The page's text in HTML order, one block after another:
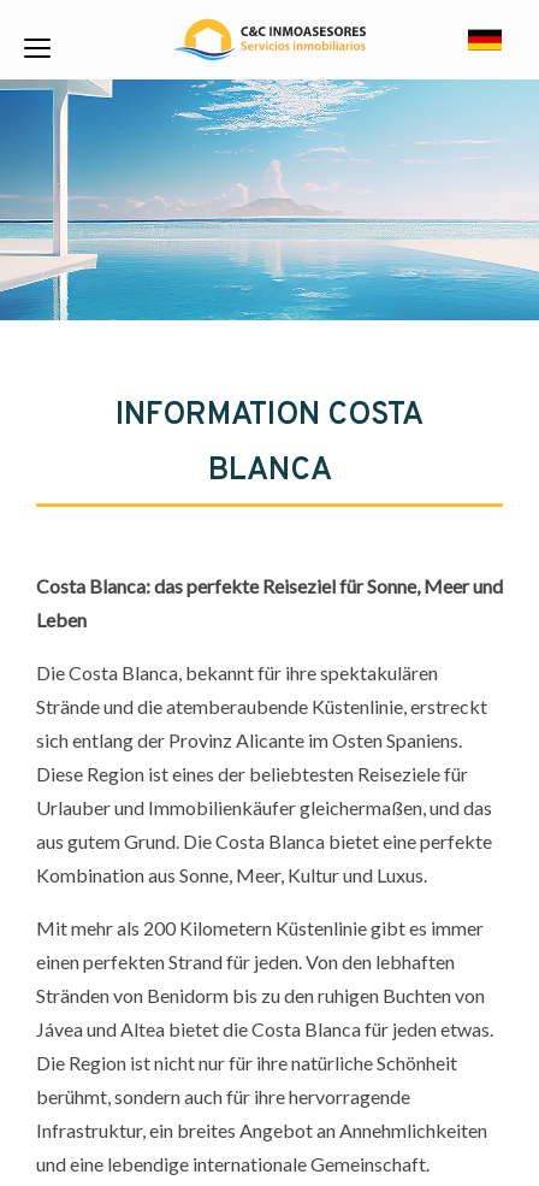
INFORMATION COSTA
BLANCA
Costa Blanca: das perfekte Reiseziel für Sonne, Meer und
Leben
Die Costa Blanca, bekannt für ihre spektakulären
Strände und die atemberaubende Küstenlinie, erstreckt
sich entlang der Provinz Alicante im Osten Spaniens.
Diese Region ist eines der beliebtesten Reiseziele für
Urlauber und Immobilienkäufer gleichermaßen, und das
aus gutem Grund. Die Costa Blanca bietet eine perfekte
Kombination aus Sonne, Meer, Kultur und Luxus.
Mit mehr als 200 Kilometern Küstenlinie gibt es immer
einen perfekten Strand für jeden. Von den lebhaften
Stränden von Benidorm bis zu den ruhigen Buchten von
Jávea und Altea bietet die Costa Blanca für jeden etwas.
Die Region ist nicht nur für ihre natürliche Schönheit
berühmt, sondern auch für ihre hervorragende
Infrastruktur, ein breites Angebot an Annehmlichkeiten
und eine lebendige internationale Gemeinschaft.